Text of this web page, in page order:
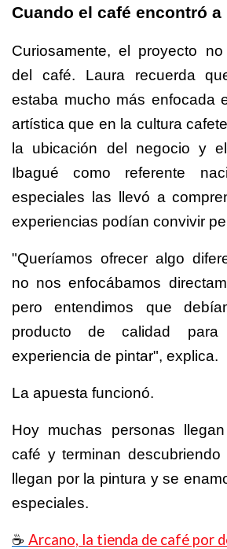
Cuando el café encontró
Curiosamente, el proyecto
del café. Laura recuerda
estaba mucho más enfocada
artística que en la cultura
la ubicación del negocio y
Ibagué como referente
especiales las llevó a
experiencias podían convivir
"Queríamos ofrecer algo
no nos enfocábamos
pero entendimos que
producto de calidad para
experiencia de pintar", explica.
La apuesta funcionó.
Hoy muchas personas
café y terminan descubriendo
llegan por la pintura y se
especiales.
☕ Arcano, la tienda de café por